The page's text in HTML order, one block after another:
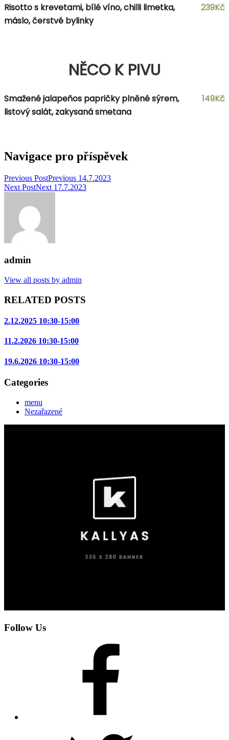
Risotto s krevetami, bílé víno, chilli limetka,
máslo, čerstvé bylinky
239Kč
NĚCO K PIVU
Smažené jalapeňos papričky plněné sýrem,
listový salát, zakysaná smetana
149Kč
Navigace pro příspěvek
Previous PostPrevious 14.7.2023
Next PostNext 17.7.2023
admin
View all posts by admin
RELATED POSTS
2.12.2025 10:30-15:00
11.2.2026 10:30-15:00
19.6.2026 10:30-15:00
Categories
menu
Nezařazené
Follow Us